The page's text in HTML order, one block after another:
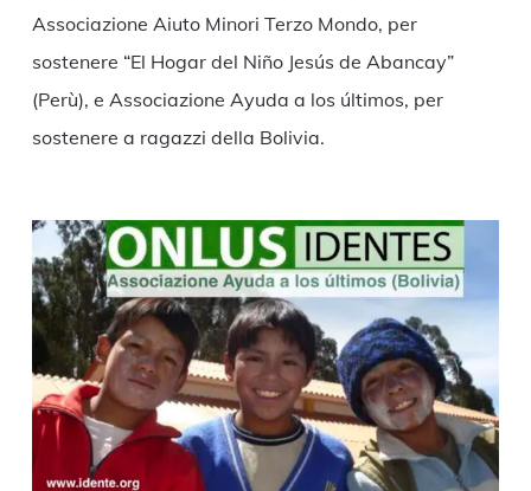
Associazione Aiuto Minori Terzo Mondo, per
sostenere “El Hogar del Niño Jesús de Abancay”
(Perù), e Associazione Ayuda a los últimos, per
sostenere a ragazzi della Bolivia.